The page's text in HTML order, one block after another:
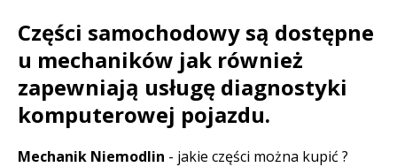
Części samochodowy są dostępne
u mechaników jak również
zapewniają usługę diagnostyki
komputerowej pojazdu.
Mechanik Niemodlin - jakie części można kupić ?